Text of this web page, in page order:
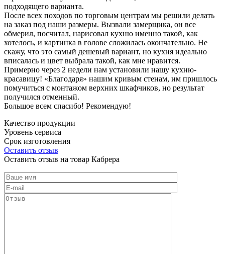
подходящего варианта.
После всех походов по торговым центрам мы решили делать
на заказ под наши размеры. Вызвали замерщика, он все
обмерил, посчитал, нарисовал кухню именно такой, как
хотелось, и картинка в голове сложилась окончательно. Не
скажу, что это самый дешевый вариант, но кухня идеально
вписалась и цвет выбрала такой, как мне нравится.
Примерно через 2 недели нам установили нашу кухню-
красавицу! «Благодаря» нашим кривым стенам, им пришлось
помучиться с монтажом верхних шкафчиков, но результат
получился отменный.
Большое всем спасибо! Рекомендую!
Качество продукции
Уровень сервиса
Срок изготовления
Оставить отзыв
Оставить отзыв на товар Кабрера